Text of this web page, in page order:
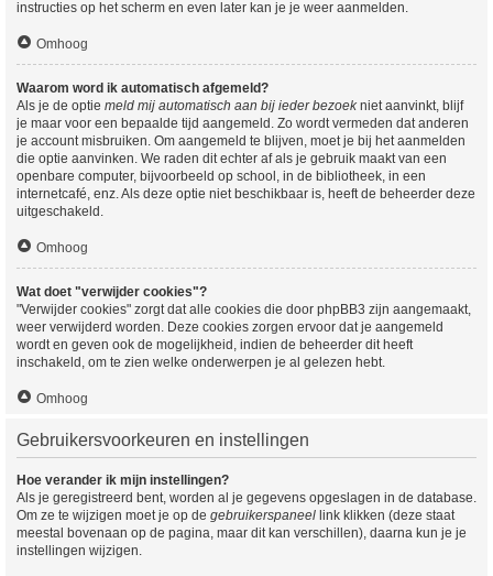
instructies op het scherm en even later kan je je weer aanmelden.
Omhoog
Waarom word ik automatisch afgemeld?
Als je de optie meld mij automatisch aan bij ieder bezoekniet aanvinkt, blijf
je maar voor een bepaalde tijd aangemeld. Zo wordt vermeden dat anderen
je account misbruiken. Om aangemeld te blijven, moet je bij het aanmelden
die optie aanvinken. We raden dit echter af als je gebruik maakt van een
openbare computer, bijvoorbeeld op school, in de bibliotheek, in een
internetcafé, enz. Als deze optie niet beschikbaar is, heeft de beheerder deze
uitgeschakeld.
Omhoog
Wat doet "verwijder cookies"?
"Verwijder cookies" zorgt dat alle cookies die door phpBB3 zijn aangemaakt,
weer verwijderd worden. Deze cookies zorgen ervoor dat je aangemeld
wordt en geven ook de mogelijkheid, indien de beheerder dit heeft
inschakeld, om te zien welke onderwerpen je al gelezen hebt.
Omhoog
Gebruikersvoorkeuren en instellingen
Hoe verander ik mijn instellingen?
Als je geregistreerd bent, worden al je gegevens opgeslagen in de database.
Om ze te wijzigen moet je op de gebruikerspaneel link klikken (deze staat
meestal bovenaan op de pagina, maar dit kan verschillen), daarna kun je je
instellingen wijzigen.